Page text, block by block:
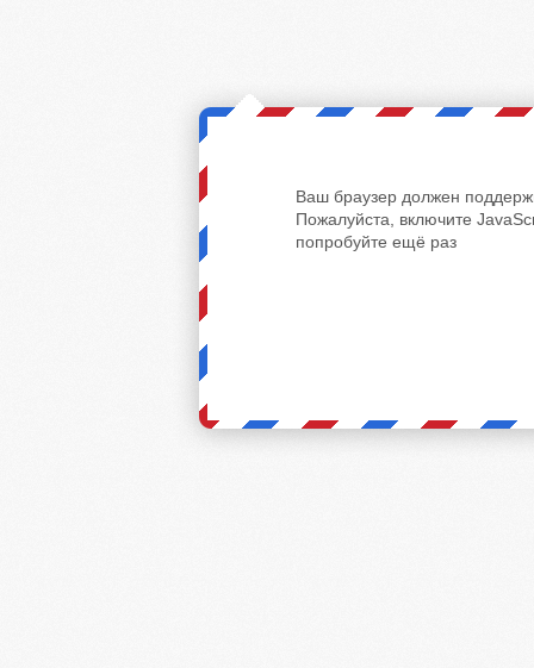
Ваш браузер должен
Пожалуйста, включите
попробуйте ещё раз